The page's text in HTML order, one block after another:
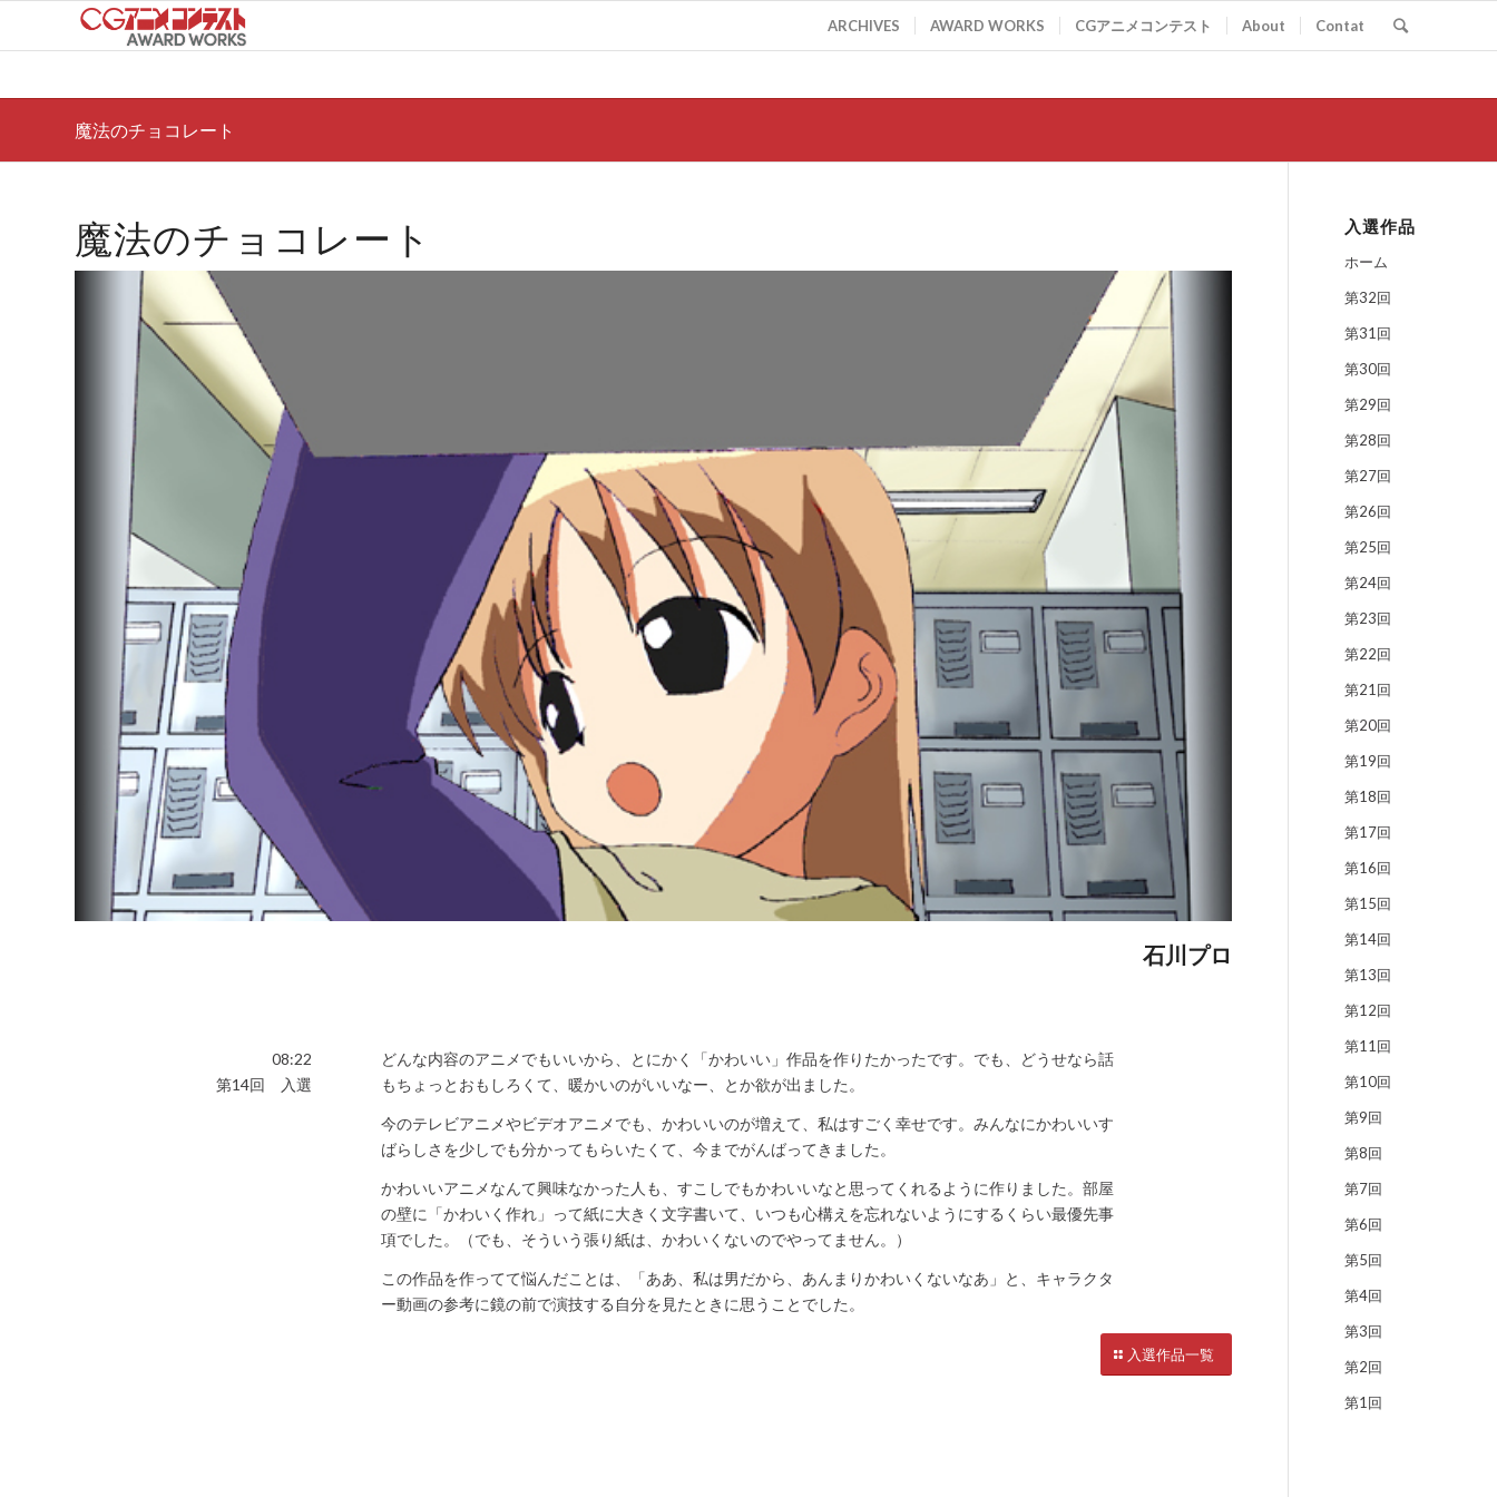
ARCHIVES AWARD WORKS CGアニメコンテスト About Contat
魔法のチョコレート
魔法のチョコレート
石川プロ
08:22
第14回 入選
どんな内容のアニメでもいいから、とにかく「かわいい」作品を作りたかったです。でも、どうせなら話
もちょっとおもしろくて、暖かいのがいいなー、とか欲が出ました。
今のテレビアニメやビデオアニメでも、かわいいのが増えて、私はすごく幸せです。みんなにかわいいす
ばらしさを少しでも分かってもらいたくて、今までがんばってきました。
かわいいアニメなんて興味なかった人も、すこしでもかわいいなと思ってくれるように作りました。部屋
の壁に「かわいく作れ」って紙に大きく文字書いて、いつも心構えを忘れないようにするくらい最優先事
項でした。（でも、そういう張り紙は、かわいくないのでやってません。）
この作品を作ってて悩んだことは、「ああ、私は男だから、あんまりかわいくないなあ」と、キャラクタ
ー動画の参考に鏡の前で演技する自分を見たときに思うことでした。
入選作品一覧
入選作品
ホーム
第32回
第31回
第30回
第29回
第28回
第27回
第26回
第25回
第24回
第23回
第22回
第21回
第20回
第19回
第18回
第17回
第16回
第15回
第14回
第13回
第12回
第11回
第10回
第9回
第8回
第7回
第6回
第5回
第4回
第3回
第2回
第1回